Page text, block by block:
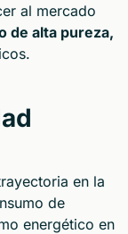
al mercado
de alta pureza,
en la
de
energético en